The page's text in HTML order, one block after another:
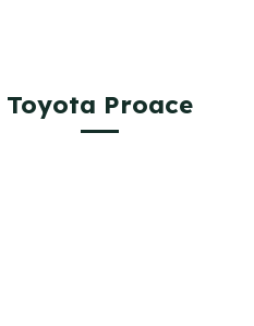
Toyota Proace